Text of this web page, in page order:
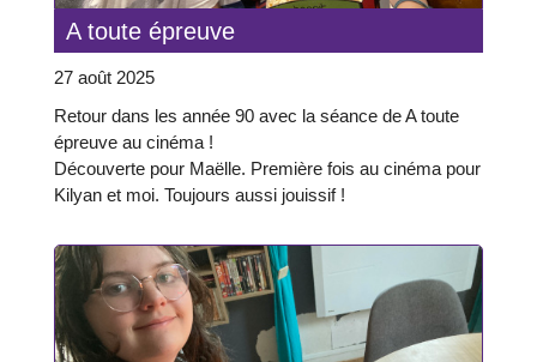
A toute épreuve
27 août 2025
Retour dans les année 90 avec la séance de A toute
épreuve au cinéma !
Découverte pour Maëlle. Première fois au cinéma pour
Kilyan et moi. Toujours aussi jouissif !